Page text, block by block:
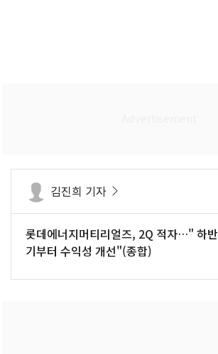
김진희 기자
롯데에너지머티리얼즈, 2Q 적자…" 하반
기부터 수익성 개선"(종합)